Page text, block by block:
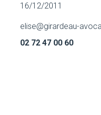
16/12/2011
elise@girardeau-
02 72 47 00 60